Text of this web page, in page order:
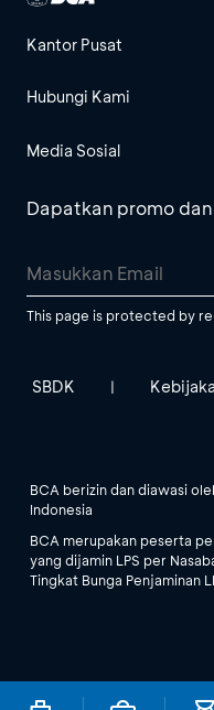
Kantor Pusat
Hubungi Kami
Media Sosial
Dapatkan promo
This page is protected by
SBDK |
BCA berizin dan diawasi
Indonesia
BCA merupakan peserta
yang dijamin LPS per
Tingkat Bunga Penjaminan